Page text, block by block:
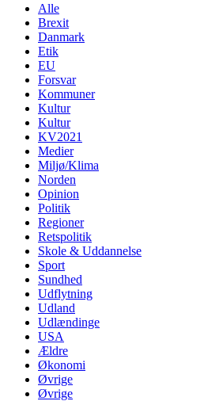
Alle
Brexit
Danmark
Etik
EU
Forsvar
Kommuner
Kultur
Kultur
KV2021
Medier
Miljø/Klima
Norden
Opinion
Politik
Regioner
Retspolitik
Skole & Uddannelse
Sport
Sundhed
Udflytning
Udland
Udlændinge
USA
Ældre
Økonomi
Øvrige
Øvrige